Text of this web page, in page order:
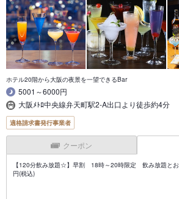
ホテル20階から大阪の夜景を一望できるBar
5001～6000円
大阪ﾒﾄﾛ中央線弁天町駅2-A出口より徒歩約4分
適格請求書発行事業者
クーポン
【120分飲み放題☆】早割 18時～20時限定 飲み放題と
円(税込)